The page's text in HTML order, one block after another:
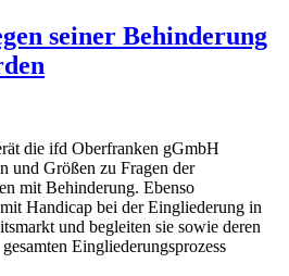
seiner Behinderung
die ifd Oberfranken gGmbH
und Größen zu Fragen der
mit Behinderung. Ebenso
Handicap bei der Eingliederung in
und begleiten sie sowie deren
Eingliederungsprozess